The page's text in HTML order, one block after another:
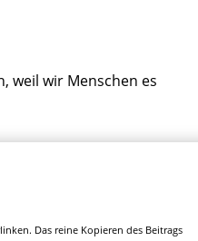
weil wir Menschen es
Das reine Kopieren des Beitrags